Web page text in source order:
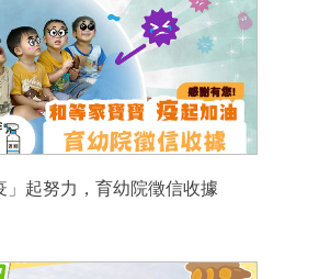
」起努力，育幼院徵信收據